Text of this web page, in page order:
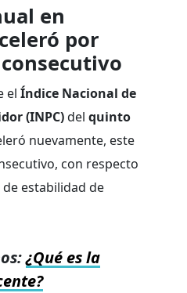
en
por
el Índice Nacional de
(INPC)del quinto
nuevamente, este
con respecto
estabilidad de
¿Qué es la